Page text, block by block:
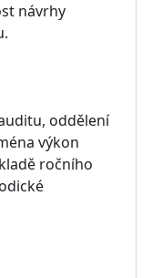
návrhy
oddělení
výkon
ročního